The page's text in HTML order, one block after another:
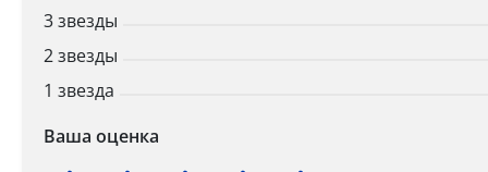
3 звезды
2 звезды
1 звезда
Ваша оценка